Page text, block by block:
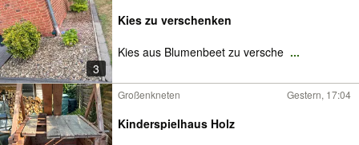
3
Kies zu verschenken
Kies aus Blumenbeet zu versche ...
Großenkneten Gestern, 17:04
Kinderspielhaus Holz